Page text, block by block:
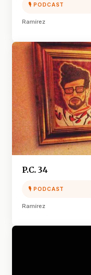
🎙 PODCAST
Ramírez
P.C. 34
🎙 PODCAST
Ramírez